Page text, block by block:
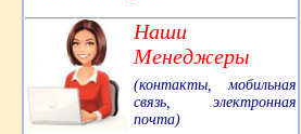
Наши
Менеджеры
(контакты, мобильная
связь, электронная
почта)